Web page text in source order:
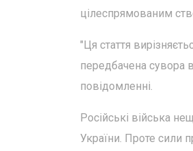
цілеспрямованим
"Ця стаття
передбачена сувора
повідомленні.
Російські війська
України. Проте сили